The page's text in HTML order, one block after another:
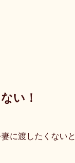
い！
に渡したくないと